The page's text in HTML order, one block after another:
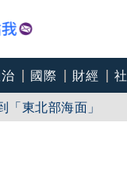
國際 財經
東北部海面」
個道歉」 柯志恩反